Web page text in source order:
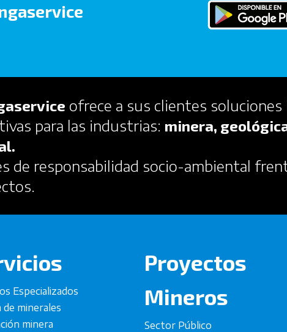
ofrece a sus clientes
para las industrias: minera,
de responsabilidad socio-ambiental
Especializados
de minerales
minera
Proyectos
Mineros
Sector Público